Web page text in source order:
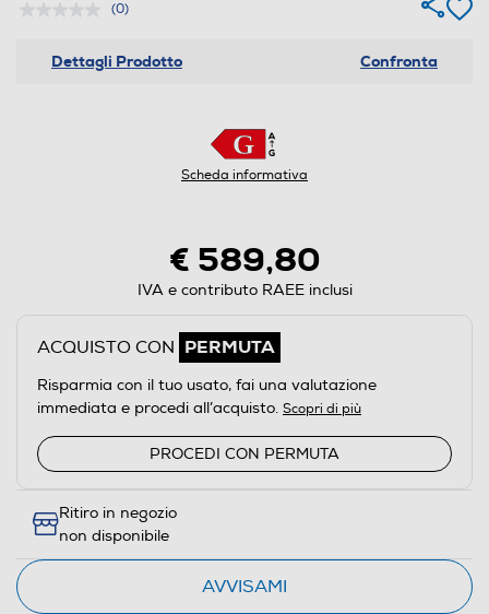
(0)
Dettagli Prodotto Confronta
Scheda informativa
€ 589,80
IVA e contributo RAEE inclusi
ACQUISTO CON PERMUTA
Risparmia con il tuo usato, fai una valutazione
immediata e procedi all’acquisto. Scopri di più
PROCEDI CON PERMUTA
Ritiro in negozio
non disponibile
AVVISAMI